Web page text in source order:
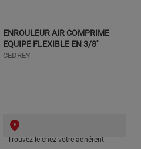
ENROULEUR AIR COMPRIME
EQUIPE FLEXIBLE EN 3/8''
CEDREY
Trouvez le chez votre adhérent